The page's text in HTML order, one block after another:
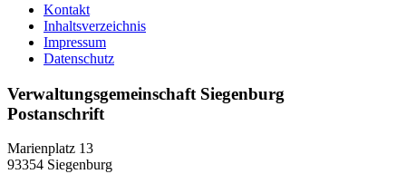
Kontakt
Inhaltsverzeichnis
Impressum
Datenschutz
Verwaltungsgemeinschaft Siegenburg
Postanschrift
Marienplatz 13
93354 Siegenburg